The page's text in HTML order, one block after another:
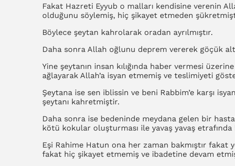
Fakat Hazreti Eyyub o malları kendisine verenin
olduğunu söylemiş, hiç şikayet etmeden
Böylece şeytan kahrolarak oradan ayrılmıştır.
Daha sonra Allah oğlunu deprem vererek göçük
Yine şeytanın insan kılığında haber vermesi
ağlayarak Allah’a isyan etmemiş ve teslimiyeti
Şeytana ise sen iblissin ve beni Rabbim’e karşı
şeytanı kahretmiştir.
Daha sonra ise bedeninde meydana gelen bir
kötü kokular oluşturması ile yavaş yavaş etrafında
Eşi Rahime Hatun ona her zaman bakmıştır fakat
fakat hiç şikayet etmemiş ve ibadetine devam